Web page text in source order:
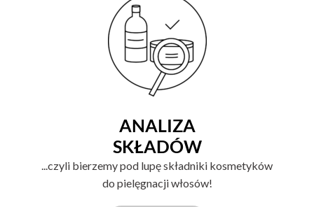
ANALIZA
SKŁADÓW
...czyli bierzemy pod lupę składniki kosmetyków
do pielęgnacji włosów!